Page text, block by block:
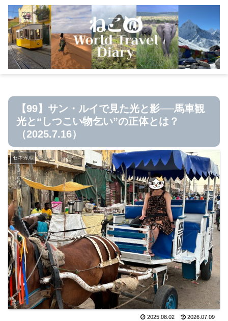
【99】サン・ルイで見た光と影──馬車観
光と“しつこい物乞い”の正体とは？
（2025.7.16）
セネガル
2025.08.02 2026.07.09